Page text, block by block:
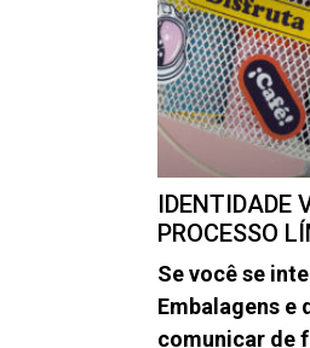
IDENTIDADE
PROCESSO
Se você se
Embalagens e
comunicar de